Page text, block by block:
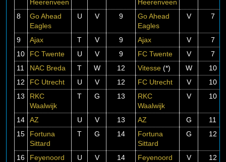
Heerenveen
Heerenveen
8
Go Ahead
Eagles
U V 9
Go Ahead
Eagles
V 7
9 Ajax T V 9 Ajax V
7
10
FC Twente U V 9 FC Twente V
7
11
NAC Breda T W 12 Vitesse (*) W
10
12
FC Utrecht U V 12 FC Utrecht V
10
13
RKC
Waalwijk
T G 13
RKC
Waalwijk
V 10
14 AZ U V 13 AZ G
11
15
Fortuna
Sittard
T G 14
Fortuna
Sittard
G 12
16 Feyenoord U V 14 Feyenoord V
12